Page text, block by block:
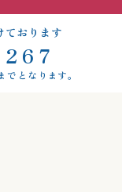
ております
となります。